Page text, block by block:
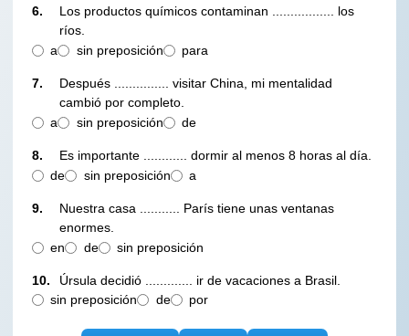
6.
Los productos químicos contaminan ................. los
ríos.
a
sin preposición para
7.
Después ............... visitar China, mi mentalidad
cambió por completo.
a
sin preposición de
8.
Es importante ............ dormir al menos 8 horas al día.
de
sin preposición a
9.
Nuestra casa ........... París tiene unas ventanas
enormes.
en
de sin preposición
10.
Úrsula decidió ............. ir de vacaciones a Brasil.
sin preposición
de por